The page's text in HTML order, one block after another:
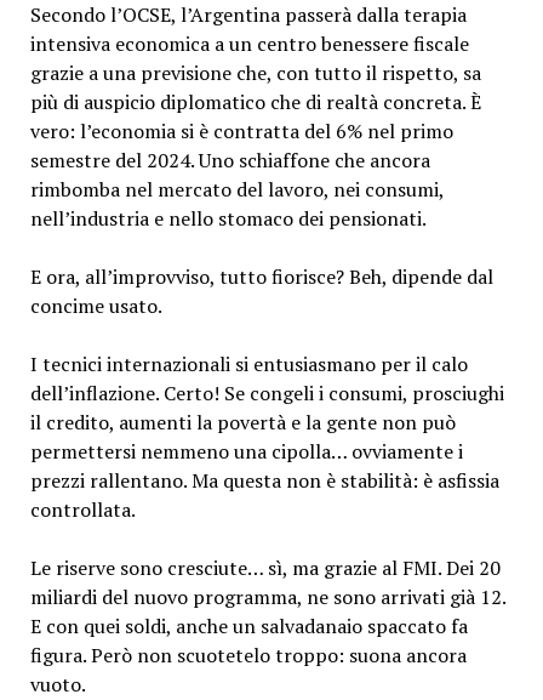
Secondo l’OCSE, l’Argentina passerà dalla terapia
intensiva economica a un centro benessere fiscale
grazie a una previsione che, con tutto il rispetto, sa
più di auspicio diplomatico che di realtà concreta. È
vero: l’economia si è contratta del 6% nel primo
semestre del 2024. Uno schiaffone che ancora
rimbomba nel mercato del lavoro, nei consumi,
nell’industria e nello stomaco dei pensionati.
E ora, all’improvviso, tutto fiorisce? Beh, dipende dal
concime usato.
I tecnici internazionali si entusiasmano per il calo
dell’inflazione. Certo! Se congeli i consumi, prosciughi
il credito, aumenti la povertà e la gente non può
permettersi nemmeno una cipolla… ovviamente i
prezzi rallentano. Ma questa non è stabilità: è asfissia
controllata.
Le riserve sono cresciute… sì, ma grazie al FMI. Dei 20
miliardi del nuovo programma, ne sono arrivati già 12.
E con quei soldi, anche un salvadanaio spaccato fa
figura. Però non scuotetelo troppo: suona ancora
vuoto.